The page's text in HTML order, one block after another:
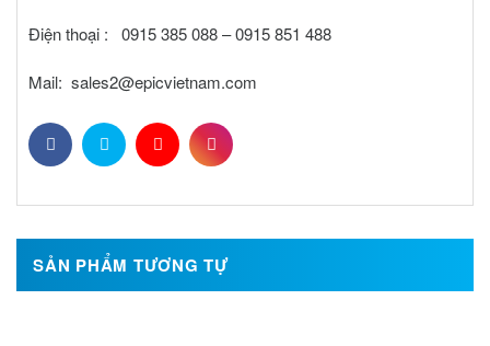
Điện thoại : 0915 385 088 – 0915 851 488
Mail: sales2@epicvietnam.com
SẢN PHẨM TƯƠNG TỰ